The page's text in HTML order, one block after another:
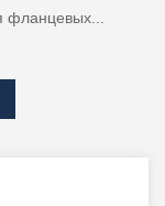
фланцевых...